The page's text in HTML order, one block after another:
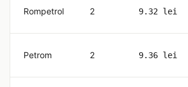
Rompetrol 2 9.32 lei
Petrom 2 9.36 lei